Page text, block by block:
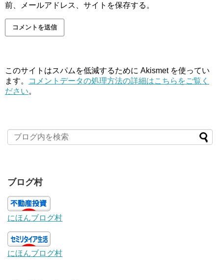
前、メールアドレス、サイトを保存する。
このサイトはスパムを低減するために Akismet を使ってい
ます。
コメントデータの処理方法の詳細はこちらをご覧く
ださい。
ブログ村
にほんブログ村
にほんブログ村